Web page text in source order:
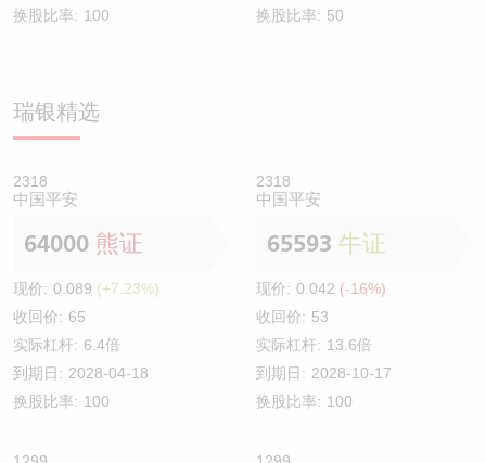
换股比率: 100
换股比率: 50
瑞银精选
2318
中国平安
64000 熊证
现价: 0.089 (+7.23%)
收回价: 65
实际杠杆: 6.4倍
到期日: 2028-04-18
换股比率: 100
2318
中国平安
65593 牛证
现价: 0.042 (-16%)
收回价: 53
实际杠杆: 13.6倍
到期日: 2028-10-17
换股比率: 100